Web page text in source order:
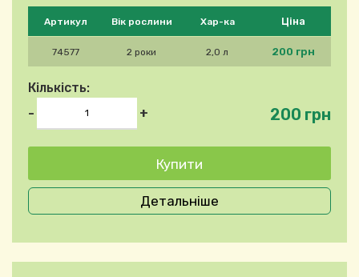
Будь ласка, виберіть продукт
Артикул Вік рослини Хар-ка Ціна
74577 2 роки 2,0 л 200 грн
Кількість:
-
+ 200 грн
Детальніше